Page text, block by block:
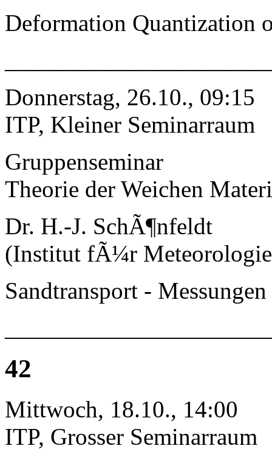
Deformation Quantization
Donnerstag, 26.10., 09:15
ITP, Kleiner Seminarraum
Gruppenseminar
Theorie der Weichen
Dr. H.-J. SchÃ¶nfeldt
(Institut fÃ¼r
Sandtransport -
42
Mittwoch, 18.10., 14:00
ITP, Grosser Seminarraum